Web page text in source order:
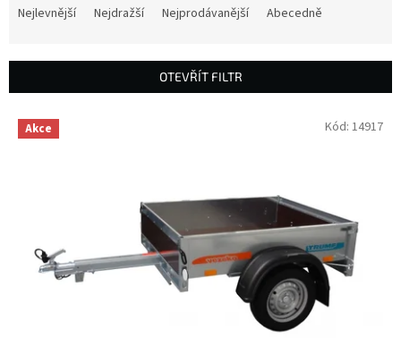
í
Nejlevnější Nejdražší Nejprodávanější Abecedně
OTEVŘÍT FILTR
V Akce Kód: 14917